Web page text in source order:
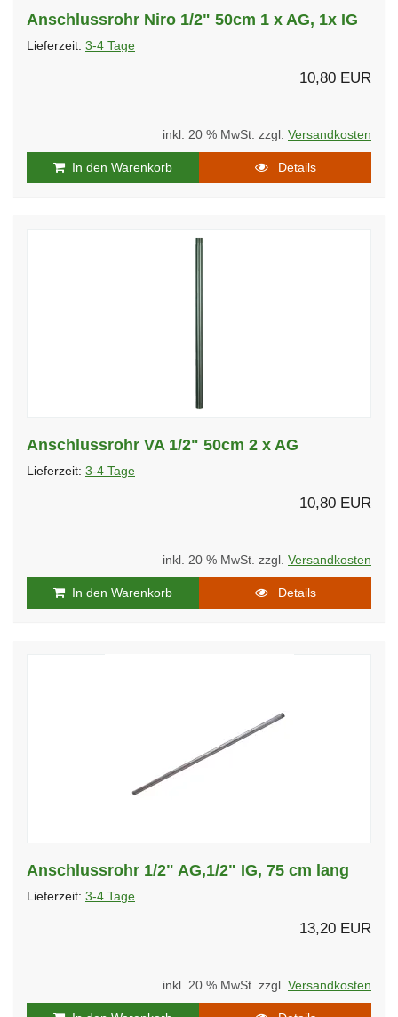
Anschlussrohr Niro 1/2" 50cm 1 x AG, 1x IG
Lieferzeit: 3-4 Tage
10,80 EUR
inkl. 20 % MwSt. zzgl. Versandkosten
In den Warenkorb Details
Anschlussrohr VA 1/2" 50cm 2 x AG
Lieferzeit: 3-4 Tage
10,80 EUR
inkl. 20 % MwSt. zzgl. Versandkosten
In den Warenkorb Details
Anschlussrohr 1/2" AG,1/2" IG, 75 cm lang
Lieferzeit: 3-4 Tage
13,20 EUR
inkl. 20 % MwSt. zzgl. Versandkosten